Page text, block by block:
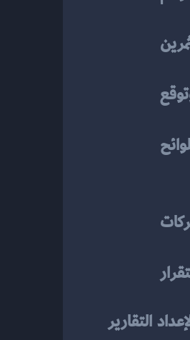
: تسمح السجلات المحاسبية للشركات بالتخطيط للمستقبل من خلال إعداد الميزانيات وتوقع
: المحاسبة المالية السليمة تجذب الاستثمارات من داخل السعودية وخارجها عن طريق إظهار الاستقرار
يجب على الشركات العاملة في السعودية الالتزام بالمعايير المحاسبية للمملكة العربية السعودية والمعايير الدولية لإعداد التقارير